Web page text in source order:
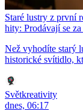
Staré lustry z první
hity: Prodávají se
Než vyhodíte starý
historické svítidlo,
Světkreativity
dnes, 06:17